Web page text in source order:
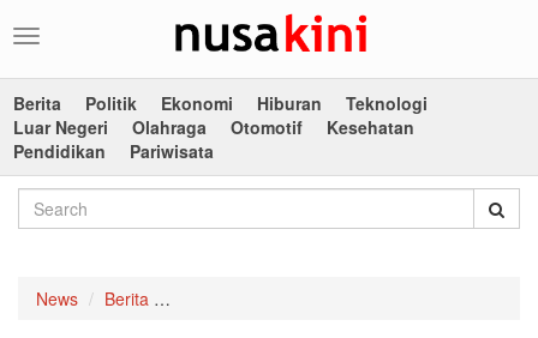
Toggle
Berita
Politik Ekonomi Hiburan
Teknologi
Luar Negeri
Olahraga Otomotif
Kesehatan
Pendidikan
Pariwisata
News Berita